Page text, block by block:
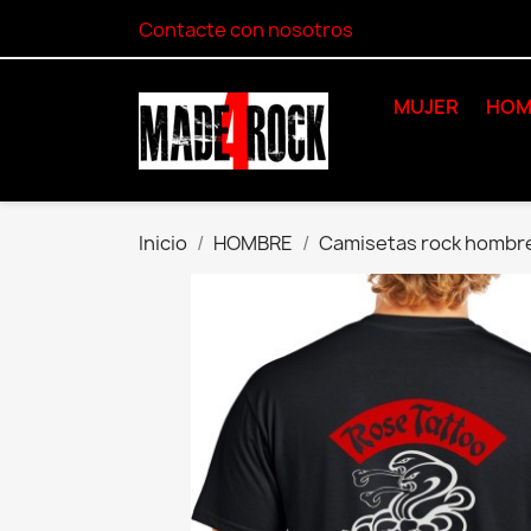
Contacte con nosotros
MUJER
Inicio HOMBRE Camisetas rock